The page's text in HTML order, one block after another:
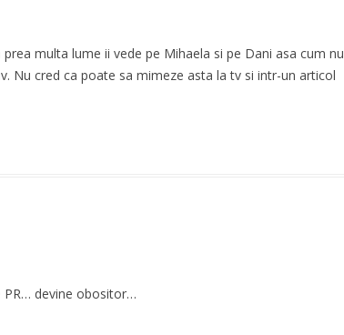
multa lume ii vede pe Mihaela si pe Dani asa cum nu
Nu cred ca poate sa mimeze asta la tv si intr-un articol
PR… devine obositor…